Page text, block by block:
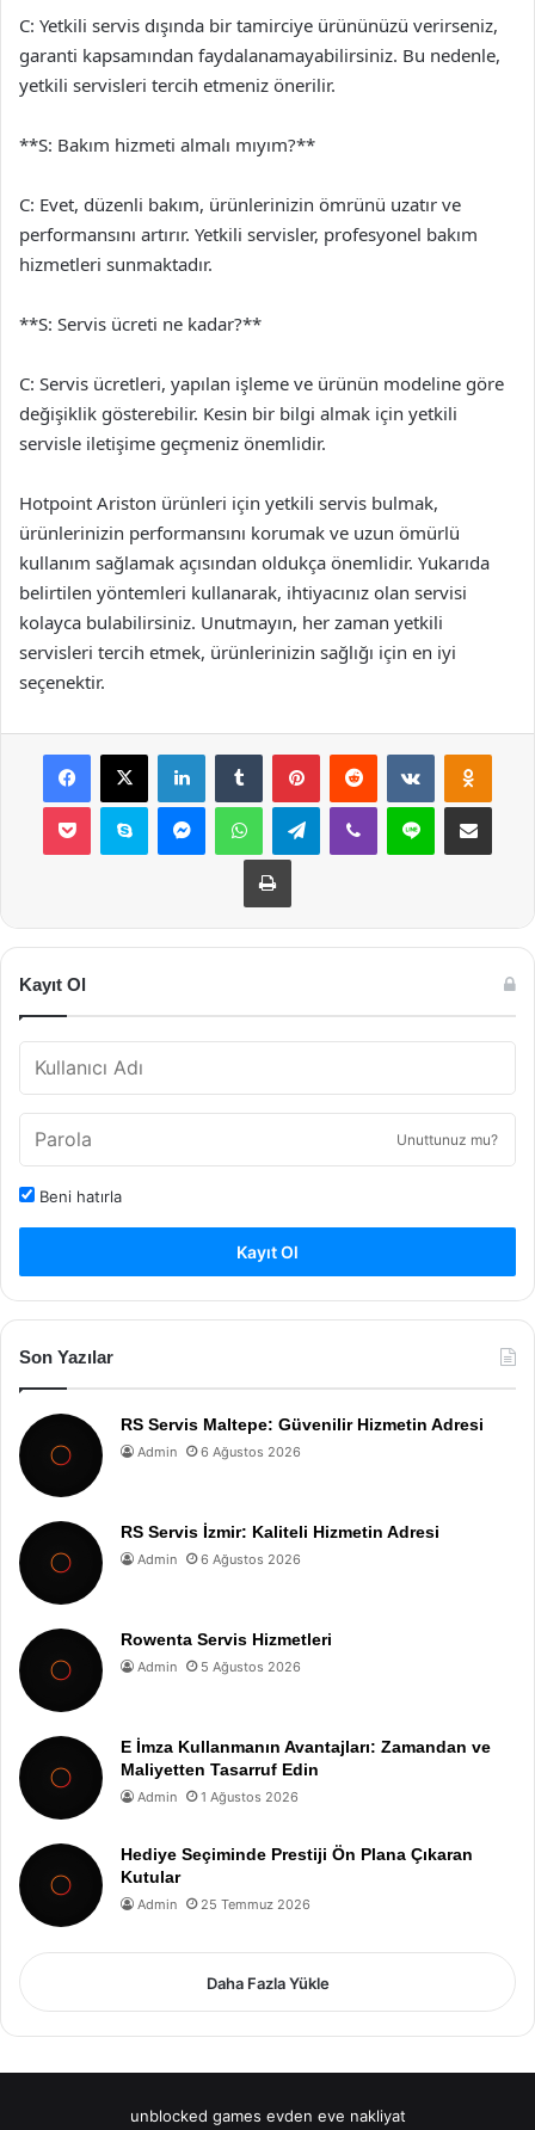
C: Yetkili servis dışında bir tamirciye ürününüzü verirseniz,
garanti kapsamından faydalanamayabilirsiniz. Bu nedenle,
yetkili servisleri tercih etmeniz önerilir.
**S: Bakım hizmeti almalı mıyım?**
C: Evet, düzenli bakım, ürünlerinizin ömrünü uzatır ve
performansını artırır. Yetkili servisler, profesyonel bakım
hizmetleri sunmaktadır.
**S: Servis ücreti ne kadar?**
C: Servis ücretleri, yapılan işleme ve ürünün modeline göre
değişiklik gösterebilir. Kesin bir bilgi almak için yetkili
servisle iletişime geçmeniz önemlidir.
Hotpoint Ariston ürünleri için yetkili servis bulmak,
ürünlerinizin performansını korumak ve uzun ömürlü
kullanım sağlamak açısından oldukça önemlidir. Yukarıda
belirtilen yöntemleri kullanarak, ihtiyacınız olan servisi
kolayca bulabilirsiniz. Unutmayın, her zaman yetkili
servisleri tercih etmek, ürünlerinizin sağlığı için en iyi
seçenektir.
Facebook
X LinkedInTumblr PinterestReddit VKontakte
Pocket Skype MessengerWhatsAppTelegramViber Line E-Posta ile
Yazdır
Kayıt Ol
Unuttunuz mu?
Beni hatırla
Kayıt Ol
Son Yazılar
RS Servis Maltepe: Güvenilir Hizmetin Adresi
Admin 6 Ağustos 2026
RS Servis İzmir: Kaliteli Hizmetin Adresi
Admin 6 Ağustos 2026
Rowenta Servis Hizmetleri
Admin 5 Ağustos 2026
E İmza Kullanmanın Avantajları: Zamandan ve
Maliyetten Tasarruf Edin
Admin 1 Ağustos 2026
Hediye Seçiminde Prestiji Ön Plana Çıkaran
Kutular
Admin 25 Temmuz 2026
Daha Fazla Yükle
unblocked games evden eve nakliyat